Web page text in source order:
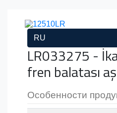
RU
LR033275 -
fren balatası
Особенности